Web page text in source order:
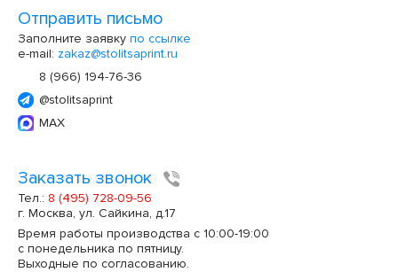
Отправить письмо
Заполните заявку по ссылке
e-mail: zakaz@stolitsaprint.ru
8 (966) 194-76-36
@stolitsaprint
MAX
Заказать звонок
Тел.: 8 (495) 728-09-56
г. Москва, ул. Сайкина, д.17
Время работы производства с 10:00-19:00
с понедельника по пятницу.
Выходные по согласованию.